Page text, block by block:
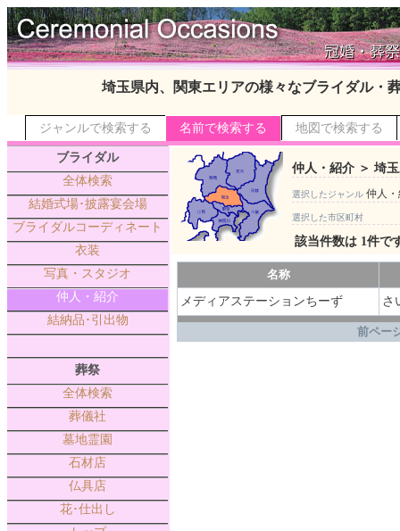
埼玉県内、関東エリアの様々なブライダル・
ジャンルで検索する 名前で検索する 地図で検索する
ブライダル
全体検索
結婚式場･披露宴会場
ブライダルコーディネート
衣装
写真・スタジオ
仲人・紹介
結納品･引出物
葬祭
全体検索
葬儀社
墓地霊園
石材店
仏具店
花･仕出し
仲人・紹介 ＞ 埼
選択したジャンル 仲人
選択した市区町村
該当件数は 1件で
名称
メディアステーションちーず
さ
前ペー